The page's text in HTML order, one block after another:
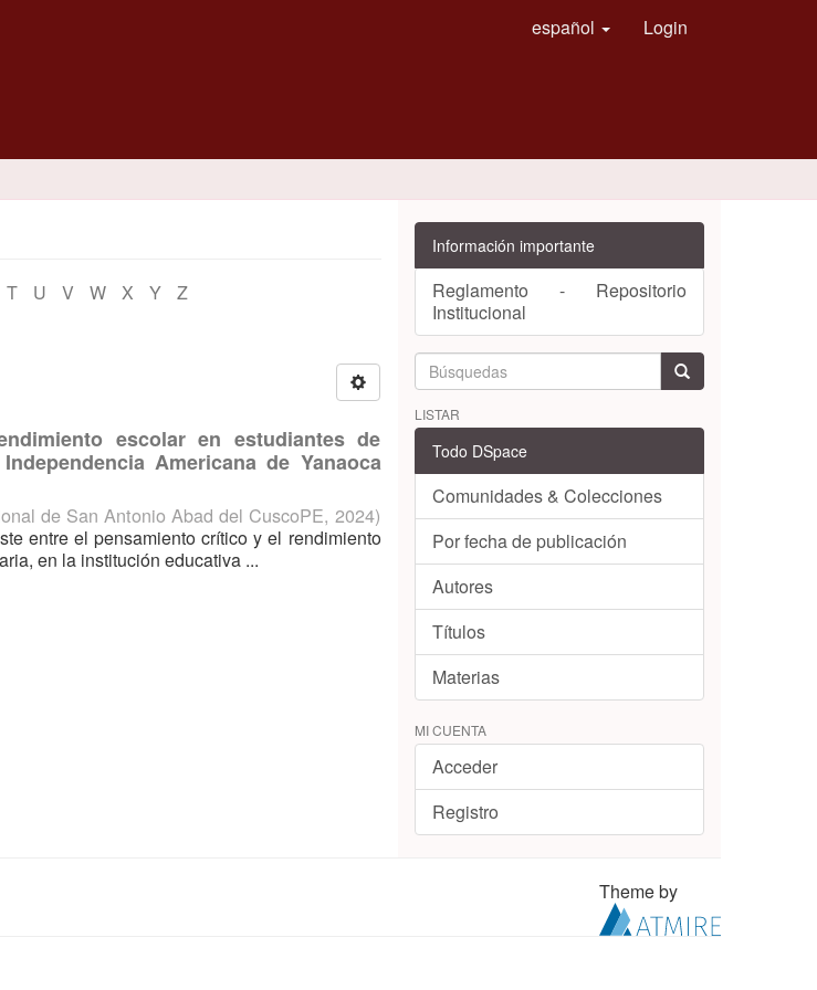
español Login
T U V W X Y Z
escolar en estudiantes de
Americana de Yanaoca
de San Antonio Abad del CuscoPE, 2024)
entre el pensamiento crítico y el rendimiento
en la institución educativa ...
Información importante
Reglamento - Repositorio
Institucional
LISTAR
Todo DSpace
Comunidades & Colecciones
Por fecha de publicación
Autores
Títulos
Materias
MI CUENTA
Acceder
Registro
Theme by